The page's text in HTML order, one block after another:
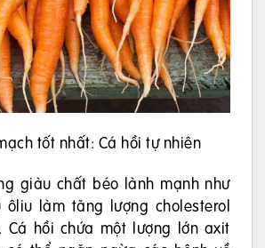
tốt nhất: Cá hồi tự nhiên
giàu chất béo lành mạnh như
làm tăng lượng cholesterol
Cá hồi chứa một lượng lớn axit